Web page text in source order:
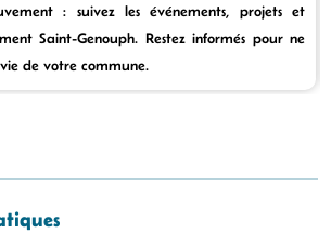
: suivez les événements, projets et
Saint-Genouph. Restez informés pour ne
de votre commune.